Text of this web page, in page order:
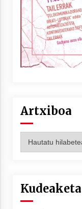
Artxiboa
Kudeaketa